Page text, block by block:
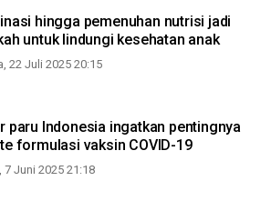
hingga pemenuhan nutrisi jadi
untuk lindungi kesehatan anak
22 Juli 2025 20:15
paru Indonesia ingatkan pentingnya
formulasi vaksin COVID-19
7 Juni 2025 21:18